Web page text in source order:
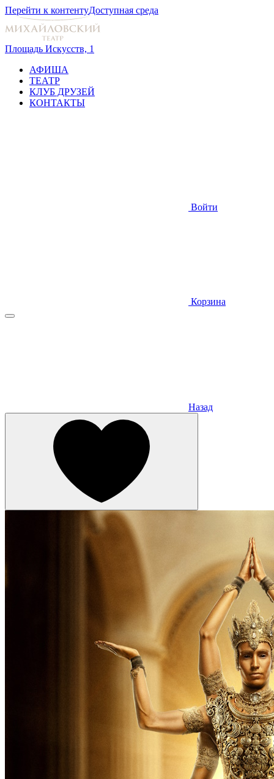
Перейти к контентуДоступная среда
Площадь Искусств, 1
АФИША
ТЕАТР
КЛУБ ДРУЗЕЙ
КОНТАКТЫ
Войти
Корзина
Назад